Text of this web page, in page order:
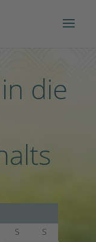
die
S S